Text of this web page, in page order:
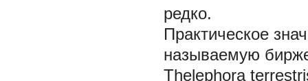
редко.
Практическое
называемую
Thelephora